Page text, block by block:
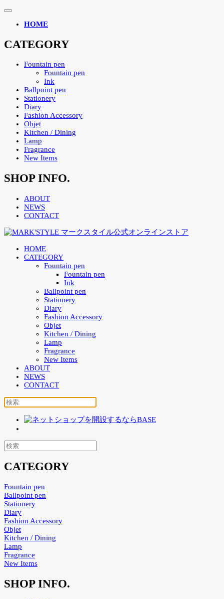
HOME
CATEGORY
Fountain pen
Fountain pen
Ink
Ballpoint pen
Stationery
Diary
Fashion Accessory
Objet
Kitchen / Dining
Lamp
Fragrance
New Items
SHOP INFO.
ABOUT
NEWS
CONTACT
HOME
CATEGORY
Fountain pen
Fountain pen
Ink
Ballpoint pen
Stationery
Diary
Fashion Accessory
Objet
Kitchen / Dining
Lamp
Fragrance
New Items
ABOUT
NEWS
CONTACT
CATEGORY
Fountain pen
Ballpoint pen
Stationery
Diary
Fashion Accessory
Objet
Kitchen / Dining
Lamp
Fragrance
New Items
SHOP INFO.